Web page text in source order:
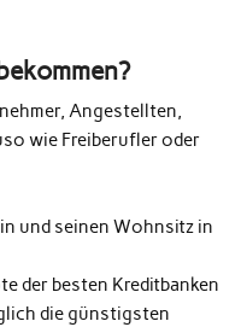
Angestellten,
wie Freiberufler oder
und seinen Wohnsitz in
der besten Kreditbanken
die günstigsten